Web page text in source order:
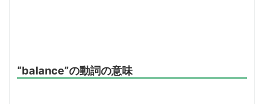
“balance”の動詞の意味